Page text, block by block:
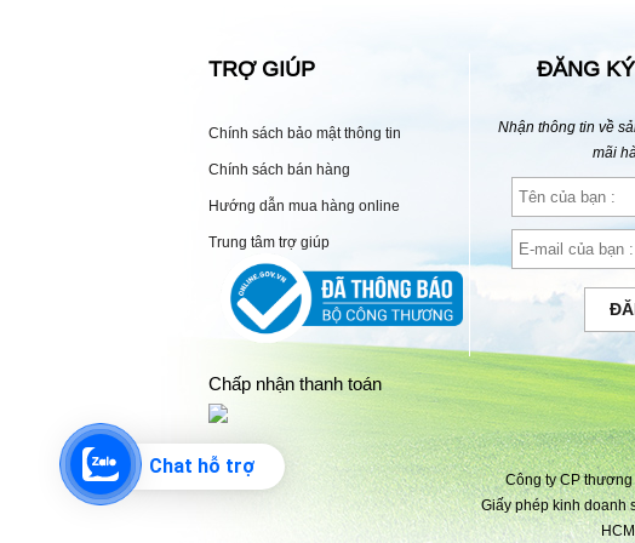
TRỢ GIÚP
Chính sách bảo mật thông tin
Chính sách bán hàng
Hướng dẫn mua hàng online
Trung tâm trợ giúp
ĐĂNG
Nhận thông tin về
mãi
Chấp nhận thanh toán
Công ty CP
Giấy phép kinh doanh
Chat hỗ trợ